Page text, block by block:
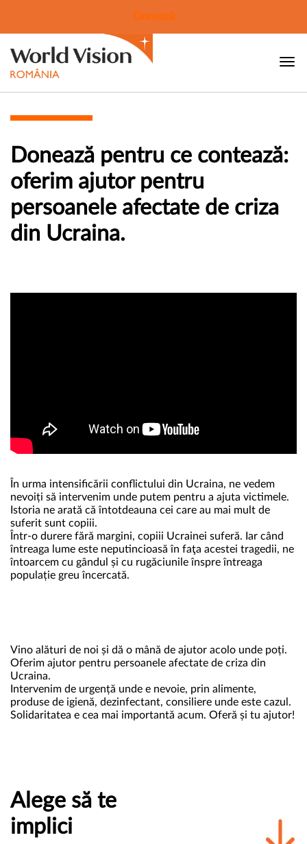
Donează
Donează pentru ce contează:
oferim ajutor pentru
persoanele afectate de criza
din Ucraina.
În urma intensificării conflictului din Ucraina, ne vedem
nevoiți să intervenim unde putem pentru a ajuta victimele.
Istoria ne arată că întotdeauna cei care au mai mult de
suferit sunt copiii.
Într-o durere fără margini, copiii Ucrainei suferă. Iar când
întreaga lume este neputincioasă în faţa acestei tragedii, ne
întoarcem cu gândul și cu rugăciunile înspre întreaga
populație greu încercată.
Vino alături de noi și dă o mână de ajutor acolo unde poți.
Oferim ajutor pentru persoanele afectate de criza din
Ucraina.
Intervenim de urgență unde e nevoie, prin alimente,
produse de igienă, dezinfectant, consiliere unde este cazul.
Solidaritatea e cea mai importantă acum. Oferă și tu ajutor!
Alege să te
implici